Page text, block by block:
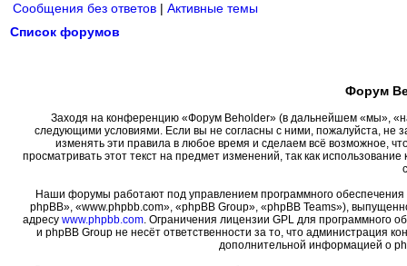
Сообщения без ответов | Активные темы
Список форумов
Форум
Заходя на конференцию «Форум Beholder» (в дальнейшем «мы»,
следующими условиями. Если вы не согласны с ними, пожалуйста, не
изменять эти правила в любое время и сделаем всё возможное,
просматривать этот текст на предмет изменений, так как
Наши форумы работают под управлением программного
phpBB», «www.phpbb.com», «phpBB Group», «phpBB Teams»),
адресу www.phpbb.com. Ограничения лицензии GPL для программного
и phpBB Group не несёт ответственности за то, что администрация
дополнительной информацией о